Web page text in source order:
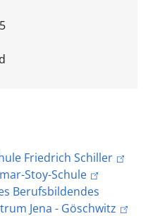
Friedrich Schiller
Stoy-Schule
Berufsbildendes
Jena - Göschwitz